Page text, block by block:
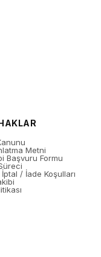
Metni
Başvuru Formu
/ İade Koşulları